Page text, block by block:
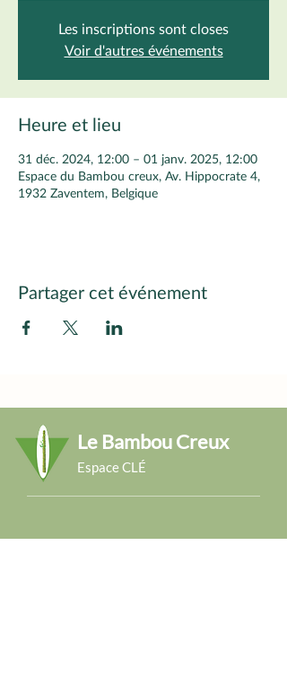
Les inscriptions sont closes
Voir d'autres événements
Heure et lieu
31 déc. 2024, 12:00 – 01 janv. 2025, 12:00
Espace du Bambou creux, Av. Hippocrate 4,
1932 Zaventem, Belgique
Partager cet événement
Le Bambou Creux
Espace CLÉ